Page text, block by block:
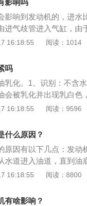
查缸套密封圈是否完好
破损，如果气缸垫发
盖有水珠和机油乳化，
起，在加油口和气门室
正常使用。7、发动机
变成泥浆一样的机油乳
统直接出现渗漏，冷却
马上进行维修了，不及
见的故障之一，但是如
曲轴、连杆等重要部件
运行。机油尺有一个最
油尺在下限上面一点是
值以下的时候，才要添
置是最理想的机油量，
缸口压力急剧上升，突
个负荷经过轴承的传递
润滑油能吸附在零件
防止零件过快地磨损，
将热量带回机油箱再散
影响吗
影响到发动机的，进水
进气歧管进入气缸，由
机连杆弯曲或断裂，极
，导致进气阻力增大和
动机就很容易爆缸。油
起动运行，车主可以添
更好地燃烧。2、油箱
正常运行，并且出现汽
火花塞出来清洗，用吊
的汽油发动机没有其他
洗油箱，清洗汽油泵总
16:18:55 阅读：1014
吗
乳化。1、识别：不含
会被乳化并出现乳白色
，需要清洗发动机并更
缸内，连杆弯曲或断裂
，留下抖动、功率下降
16:18:55 阅读：9596
什么原因？
原因有以下几点：发动
水道进入油道，直到油
器破损：散热器管路发
所以在排查故障原因的
16:18:55 阅读：8800
有啥影响？